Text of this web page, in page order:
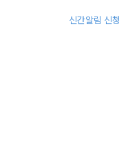
신간알림 신청